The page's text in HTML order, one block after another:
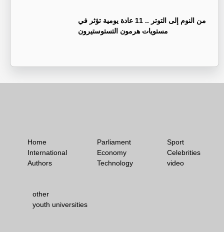
من النوم إلى التوتر .. 11 عادة يومية تؤثر في
مستويات هرمون التستوستيرون
Home
International
Authors
Parliament
Economy
Technology
Sport
Celebrities
video
other
youth universities